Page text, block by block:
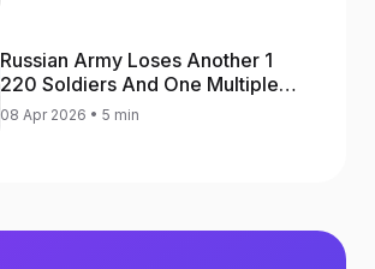
Russian Army Loses Another 1
220 Soldiers And One Multiple
Launch Rocket System In War
Against Ukraine
08 Apr 2026 • 5 min